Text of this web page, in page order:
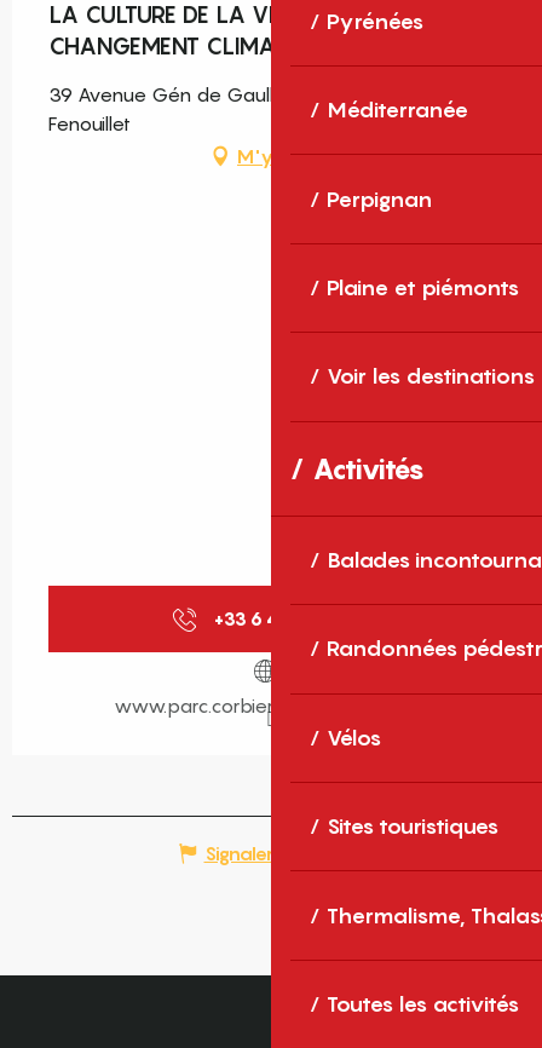
Pyrénées
Méditerranée
Perpignan
Plaine et piémonts
Voir les destinations
Activités
Balades
Randonnées
Vélos
Sites touristiques
Thermalisme,
Toutes les activités
LA CULTURE DE LA VIGNE FACE AU
CHANGEMENT CLIMATIQUE
39 Avenue Gén de Gaulle, Saint-Paul-de-
Fenouillet
M'y rendre
+33 6 45 92 38
www.parc.corbieres-fenouilledes.fr
Signaler une erreur